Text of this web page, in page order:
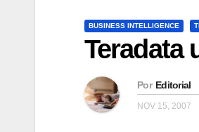
BUSINESS INTELLIGENCE
Teradata
Por Editorial
NOV 15, 2007